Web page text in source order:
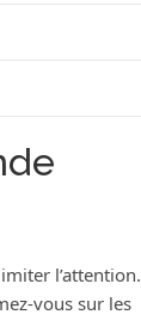
l’attention.
vous sur les